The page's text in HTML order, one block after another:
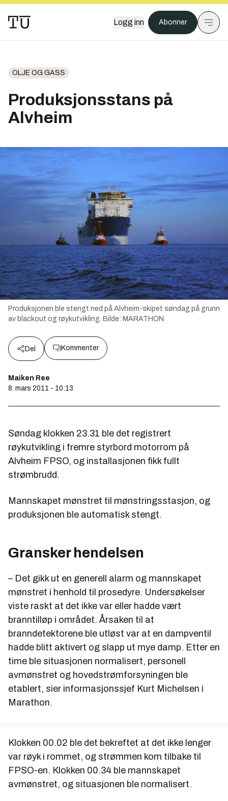
Logg inn Abonner
OLJE OG GASS
Produksjonsstans på
Alvheim
Produksjonen ble stengt ned på Alvheim-skipet søndag på grunn
av blackout og røykutvikling. Bilde: MARATHON
Del Kommenter
Maiken Ree
8. mars 2011 - 10:13
Søndag klokken 23.31 ble det registrert
røykutvikling i fremre styrbord motorrom på
Alvheim FPSO, og installasjonen fikk fullt
strømbrudd.
Mannskapet mønstret til mønstringsstasjon, og
produksjonen ble automatisk stengt.
Gransker hendelsen
– Det gikk ut en generell alarm og mannskapet
mønstret i henhold til prosedyre. Undersøkelser
viste raskt at det ikke var eller hadde vært
branntilløp i området. Årsaken til at
branndetektorene ble utløst var at en dampventil
hadde blitt aktivert og slapp ut mye damp. Etter en
time ble situasjonen normalisert, personell
avmønstret og hovedstrømforsyningen ble
etablert, sier informasjonssjef Kurt Michelsen i
Marathon.
Klokken 00.02 ble det bekreftet at det ikke lenger
var røyk i rommet, og strømmen kom tilbake til
FPSO-en. Klokken 00.34 ble mannskapet
avmønstret, og situasjonen ble normalisert.